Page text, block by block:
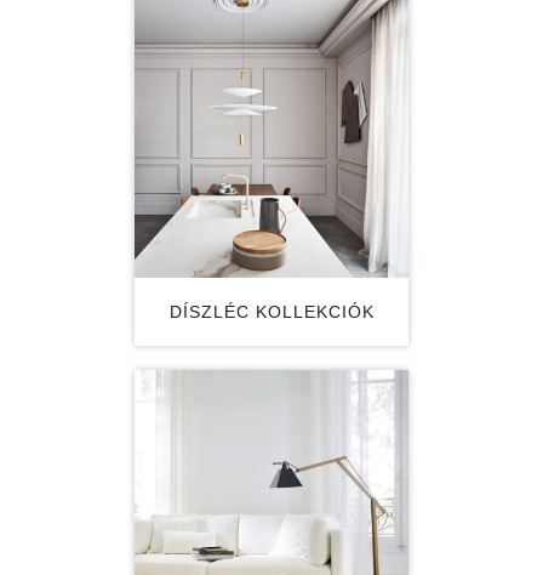
DÍSZLÉC KOLLEKCIÓK